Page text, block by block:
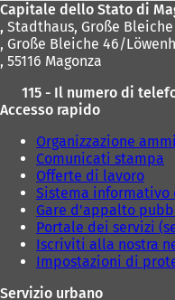
Capitale dello Stato di
, Stadthaus, Große Bleiche
, Große Bleiche 46/
, 55116 Magonza
115 - Il numero di
Accesso rapido
Organizzazione
Comunicati stampa
Offerte di lavoro
Sistema informativo
Gare d'appalto
Portale dei servizi
Iscriviti alla nostra
Impostazioni di
Servizio urbano